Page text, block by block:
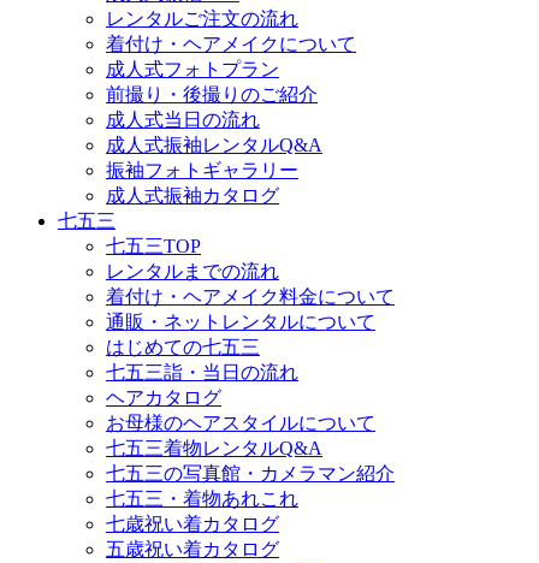
レンタルご注文の流れ
着付け・ヘアメイクについて
成人式フォトプラン
前撮り・後撮りのご紹介
成人式当日の流れ
成人式振袖レンタルQ&A
振袖フォトギャラリー
成人式振袖カタログ
七五三
七五三TOP
レンタルまでの流れ
着付け・ヘアメイク料金について
通販・ネットレンタルについて
はじめての七五三
七五三詣・当日の流れ
ヘアカタログ
お母様のヘアスタイルについて
七五三着物レンタルQ&A
七五三の写真館・カメラマン紹介
七五三・着物あれこれ
七歳祝い着カタログ
五歳祝い着カタログ